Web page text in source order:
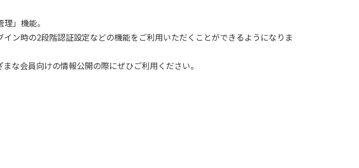
」機能。
ン時の2段階認証設定などの機能をご利用いただくことができるようになりま
な会員向けの情報公開の際にぜひご利用ください。